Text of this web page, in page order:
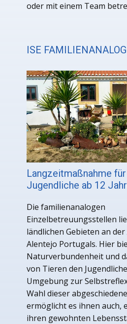
oder mit einem Team
ISE FAMILIENANALOG
Langzeitmaßnahme
Jugendliche ab 12
Die familienanalogen
Einzelbetreuungsstellen
ländlichen Gebieten an
Alentejo Portugals. Hier
Naturverbundenheit und
von Tieren den
Umgebung zur
Wahl dieser
ermöglicht es ihnen auch,
ihren gewohnten